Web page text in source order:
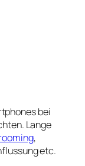
bei
Lange
,
etc.